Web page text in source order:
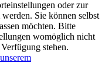
oder zur
Sie können selbst
möchten. Bitte
womöglich nicht
stehen.